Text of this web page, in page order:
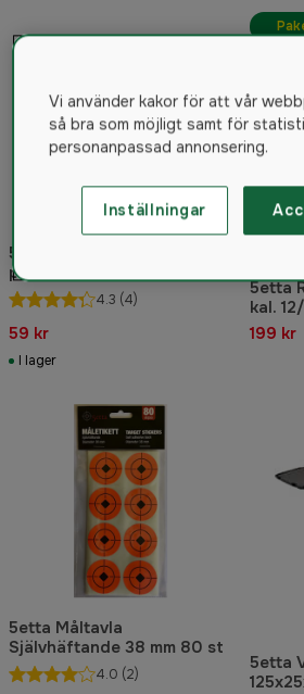
5etta Patronask kula, 10
patroner
4.3 (4)
59 kr
I lager
5etta
kal.
199 kr
5etta Måltavla
Självhäftande 38 mm 80 st
4.0 (2)
5etta
Vi använder kakor för att vår
så bra som möjligt samt för
personanpassad annonsering.
Inställningar